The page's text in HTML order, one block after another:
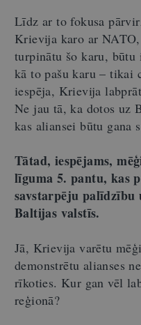
Līdz ar to fokusa
Krievija karo ar
turpinātu šo karu, būtu
kā to pašu karu – tikai
iespēja, Krievija
Ne jau tā, ka dotos uz
kas aliansei būtu gana
Tātad, iespējams,
līguma 5. pantu, kas
savstarpēju
Baltijas valstīs.
Jā, Krievija varētu
demonstrētu alianses
rīkoties. Kur gan vēl
reģionā?